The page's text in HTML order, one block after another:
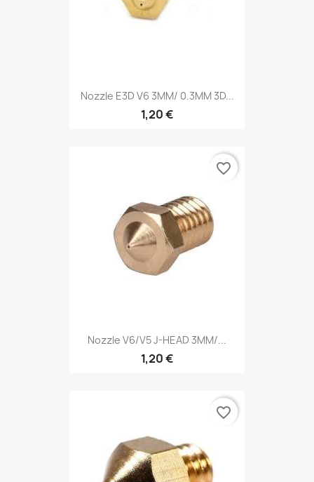
Nozzle E3D V6 3MM/ 0.3MM 3D...
1,20 €
Nozzle V6/V5 J-HEAD 3MM/...
1,20 €
favorite_border
favorite_border